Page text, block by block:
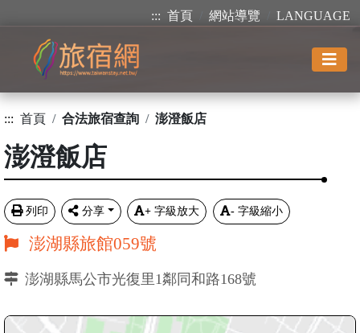
::: 首頁 網站導覽 LANGUAGE
::: 首頁 合法旅宿查詢 澎澄飯店
澎澄飯店
列印 分享 + 字級放大 - 字級縮小
澎湖縣旅館059號
澎湖縣馬公市光復里1鄰同和路168號